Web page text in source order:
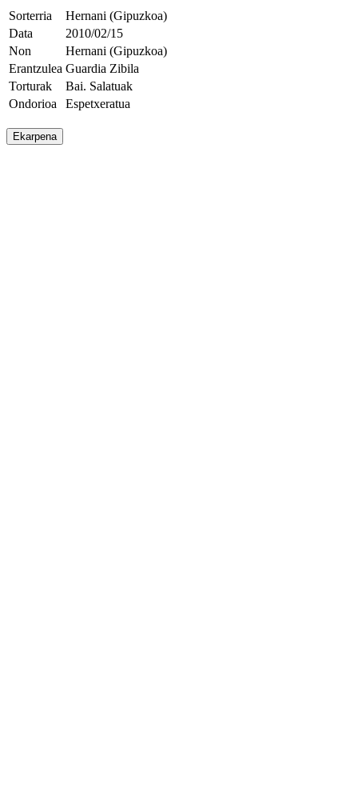
Sorterria
Hernani (Gipuzkoa)
Data
2010/02/15
Non
Hernani (Gipuzkoa)
Erantzulea Guardia Zibila
Torturak
Bai. Salatuak
Ondorioa
Espetxeratua